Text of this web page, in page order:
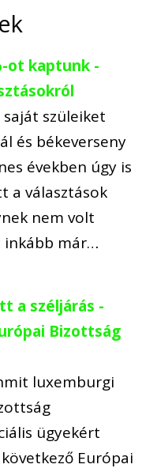
ot kaptunk -
saját szüleiket
és békeverseny
években úgy is
a választások
nem volt
inkább már…
a széljárás -
Bizottság
luxemburgi
ügyekért
Európai